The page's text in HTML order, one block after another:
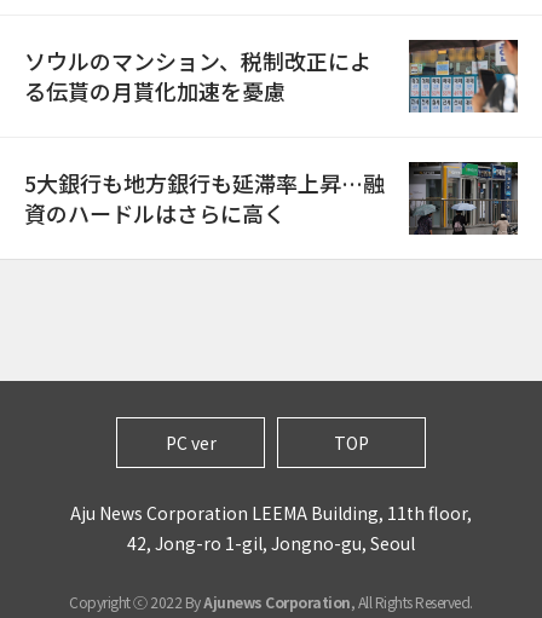
ソウルのマンション、税制改正によ
る伝貰の月貰化加速を憂慮
5大銀行も地方銀行も延滞率上昇…融
資のハードルはさらに高く
PC ver TOP
Aju News Corporation LEEMA Building, 11th floor,
42, Jong-ro 1-gil, Jongno-gu, Seoul
Copyright ⓒ 2022 ByAjunews Corporation, All Rights Reserved.